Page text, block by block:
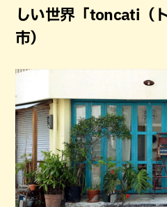
しい世界「toncati（
市）